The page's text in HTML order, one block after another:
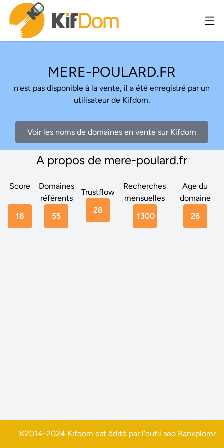
MERE-POULARD.FR
n'est pas disponible à la vente, il a été enregistré par un
utilisateur de Kifdom.
Voir les noms de domaines en vente sur Kifdom
A propos de mere-poulard.fr
Score
18
Domaines
référents
55
Trustflow
28
Recherches
mensuelles
1300
Age du
domaine
26
©2014-2024 Kifdom est édité par l'outil seo Ranxplorer